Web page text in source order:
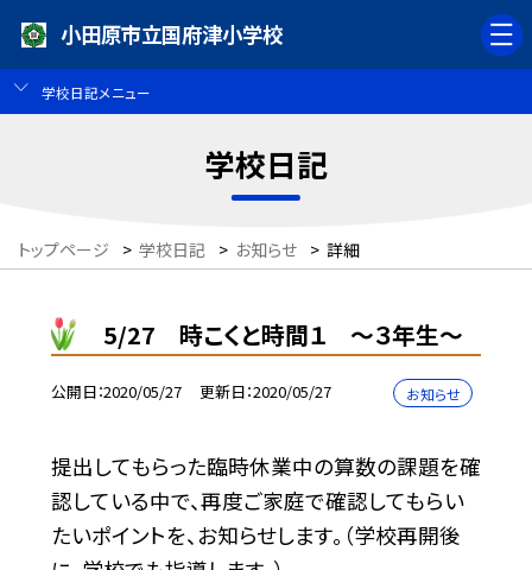
小田原市立国府津小学校
学校日記メニュー
学校日記
トップページ > 学校日記 > お知らせ > 詳細
5/27 時こくと時間１ 〜３年生〜
公開日 2020/05/27 更新日 2020/05/27 お知らせ
提出してもらった臨時休業中の算数の課題を確
認している中で、再度ご家庭で確認してもらい
たいポイントを、お知らせします。（学校再開後